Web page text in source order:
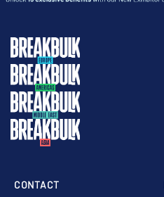
CONTACT